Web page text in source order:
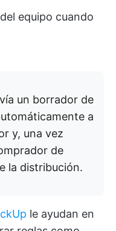
equipo cuando
un borrador de
a
y, una vez
de
la distribución.
le ayudan en